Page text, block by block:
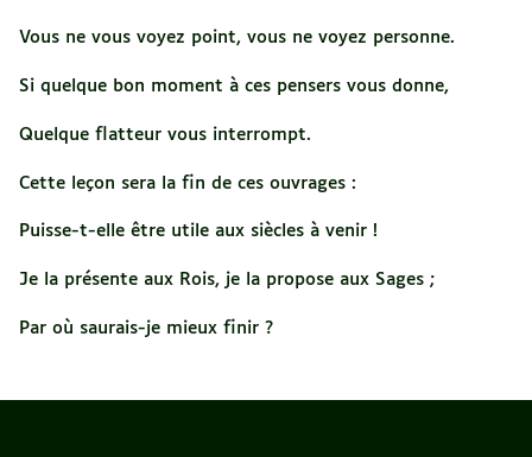
Vous ne vous voyez point, vous ne voyez personne.
Si quelque bon moment à ces pensers vous donne,
Quelque flatteur vous interrompt.
Cette leçon sera la fin de ces ouvrages :
Puisse-t-elle être utile aux siècles à venir !
Je la présente aux Rois, je la propose aux Sages ;
Par où saurais-je mieux finir ?